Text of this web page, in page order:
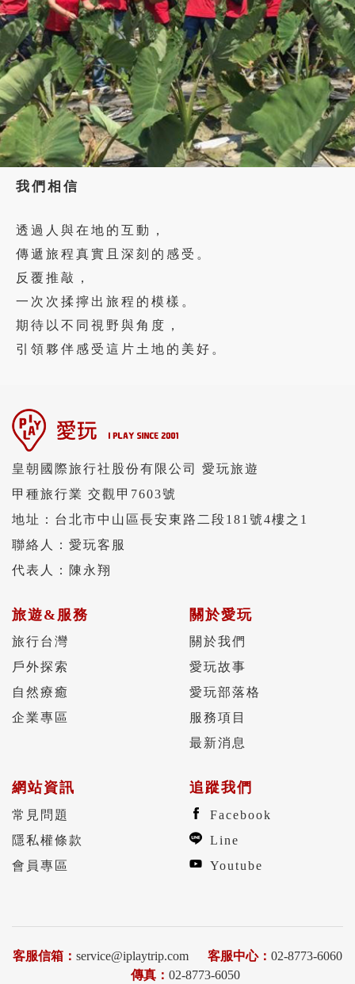
我們相信
透過人與在地的互動，
傳遞旅程真實且深刻的感受。
反覆推敲，
一次次揉擰出旅程的模樣。
期待以不同視野與角度，
引領夥伴感受這片土地的美好。
皇朝國際旅行社股份有限公司 愛玩旅遊
甲種旅行業 交觀甲7603號
地址：台北市中山區長安東路二段181號4樓之1
聯絡人：愛玩客服
代表人：陳永翔
旅遊&服務
旅行台灣
戶外探索
自然療癒
企業專區
關於愛玩
關於我們
愛玩故事
愛玩部落格
服務項目
最新消息
網站資訊
常見問題
隱私權條款
會員專區
追蹤我們
Facebook
Line
Youtube
客服信箱： service@iplaytrip.com 客服中心： 02-8773-6060
傳真： 02-8773-6050